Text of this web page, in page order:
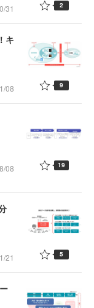
31 2
キ
08 9
08 19
21 5